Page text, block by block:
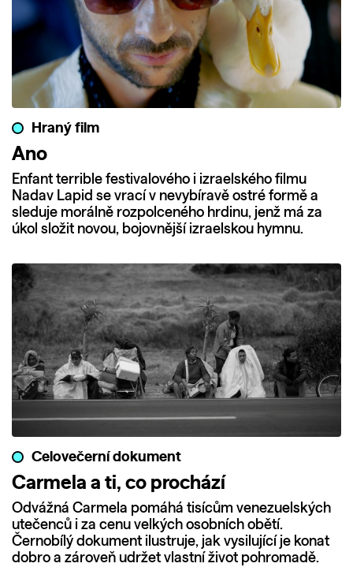
Hraný film
Ano
Enfant terrible festivalového i izraelského filmu
Nadav Lapid se vrací v nevybíravě ostré formě a
sleduje morálně rozpolceného hrdinu, jenž má za
úkol složit novou, bojovnější izraelskou hymnu.
Celovečerní dokument
Carmela a ti, co prochází
Odvážná Carmela pomáhá tisícům venezuelských
utečenců i za cenu velkých osobních obětí.
Černobílý dokument ilustruje, jak vysilující je konat
dobro a zároveň udržet vlastní život pohromadě.